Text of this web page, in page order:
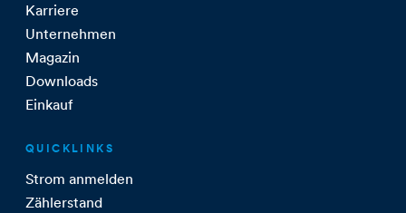
Karriere
Unternehmen
Magazin
Downloads
Einkauf
QUICKLINKS
Strom anmelden
Zählerstand